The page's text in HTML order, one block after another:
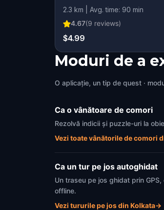
2.3 km | Avg. time: 90 min
4.67(9 reviews)
$4.99
Moduri de a
O aplicație, un tip de quest ·
Ca o vânătoare de comori
Rezolvă indicii și puzzle-uri la
Vezi toate vânătorile de comori
Ca un tur pe jos autoghidat
Un traseu pe jos ghidat prin
offline.
Vezi tururile pe jos din Kolkata→